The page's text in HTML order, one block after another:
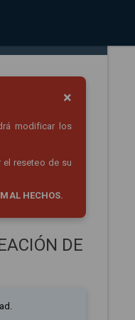
×
modificar los
el reseteo de su
HECHOS.
DE